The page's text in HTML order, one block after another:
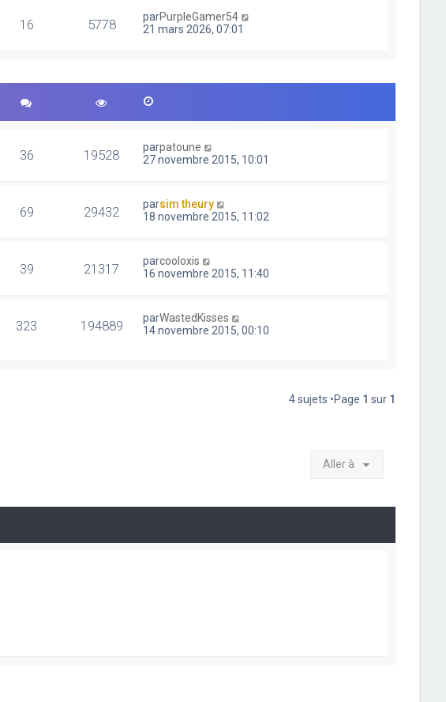
16 5778 parPurpleGamer54
21 mars 2026, 07:01
36 19528 parpatoune
27 novembre 2015, 10:01
69 29432 parsim theury
18 novembre 2015, 11:02
39 21317 parcooloxis
16 novembre 2015, 11:40
323 194889 parWastedKisses
14 novembre 2015, 00:10
4 sujets •Page 1 sur 1
Aller à